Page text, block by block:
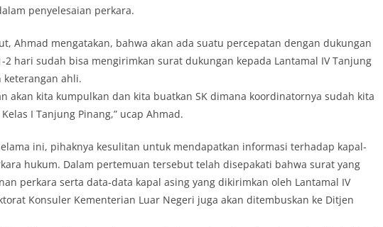
penyelesaian perkara.
Ahmad mengatakan, bahwa akan ada suatu percepatan dengan dukungan
hari sudah bisa mengirimkan surat dukungan kepada Lantamal IV Tanjung
keterangan ahli.
akan kita kumpulkan dan kita buatkan SK dimana koordinatornya sudah kita
I Tanjung Pinang,” ucap Ahmad.
ini, pihaknya kesulitan untuk mendapatkan informasi terhadap kapal-
hukum. Dalam pertemuan tersebut telah disepakati bahwa surat yang
perkara serta data-data kapal asing yang dikirimkan oleh Lantamal IV
Konsuler Kementerian Luar Negeri juga akan ditembuskan ke Ditjen